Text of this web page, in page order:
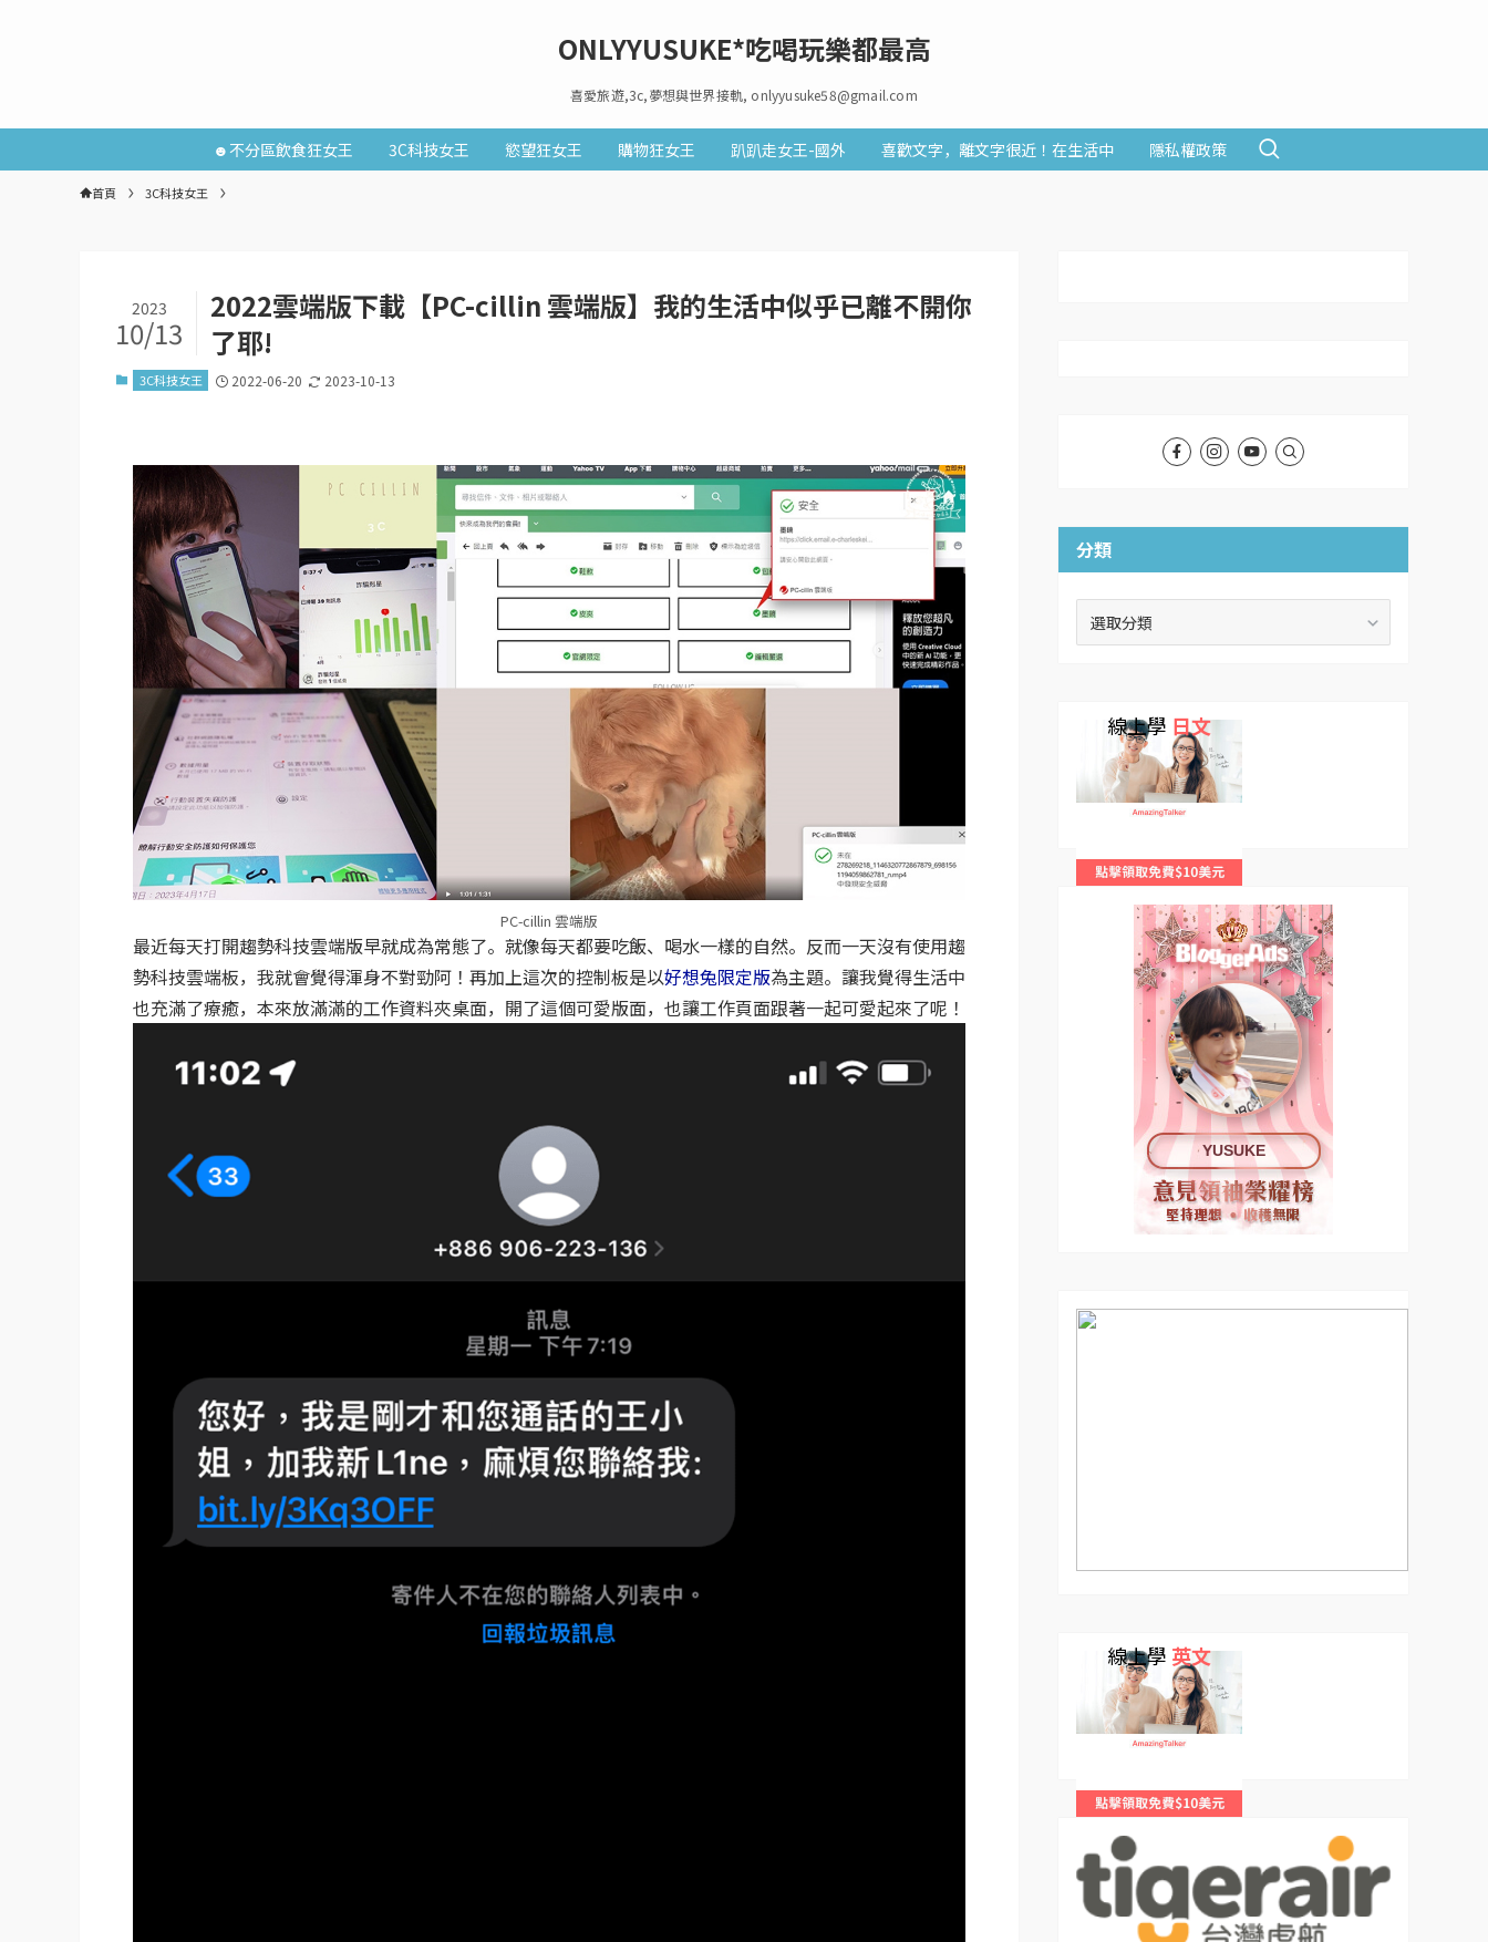
ONLYYUSUKE*吃喝玩樂都最高
喜愛旅遊,3c,夢想與世界接軌, onlyyusuke58@gmail.com
☻不分區飲食狂女王 3C科技女王 慾望狂女王 購物狂女王 趴趴走女王-國外 喜歡文字，離文字很近！在生活中 隱私權政策
首頁 3C科技女王
2022雲端版下載【PC-cillin 雲端版】我的生活中似乎已離不開你
了耶!
2023
10/13
3C科技女王 2022-06-20 2023-10-13
PC-cillin 雲端版
最近每天打開趨勢科技雲端版早就成為常態了。就像每天都要吃飯、喝水一樣的自然。反而一天沒有使用趨
勢科技雲端板，我就會覺得渾身不對勁阿！再加上這次的控制板是以好想兔限定版為主題。讓我覺得生活中
也充滿了療癒，本來放滿滿的工作資料夾桌面，開了這個可愛版面，也讓工作頁面跟著一起可愛起來了呢！
分類
線上學 日文
YUSUKE
線上學 英文